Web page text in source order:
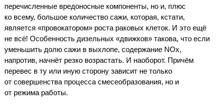
перечисленные вредоносные компоненты, но и, плюс
ко всему, большое количество сажи, которая, кстати,
является «провокатором» роста раковых клеток. И это ещё
не всё! Особенность дизельных «движков» такова, что если
уменьшить долю сажи в выхлопе, содержание NOx,
напротив, начнёт резко возрастать. И наоборот. Причём
перевес в ту или иную сторону зависит не только
от совершенства процесса смесеобразования, но и
от режима работы.